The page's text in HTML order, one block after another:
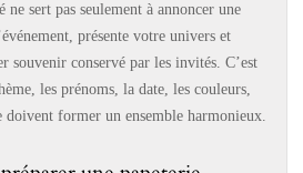
sert pas seulement à annoncer une
présente votre univers et
souvenir conservé par les invités. C’est
les prénoms, la date, les couleurs,
former un ensemble harmonieux.